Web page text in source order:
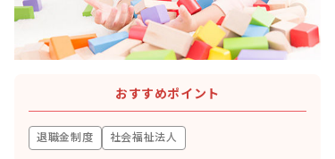
おすすめポイント
退職金制度 社会福祉法人